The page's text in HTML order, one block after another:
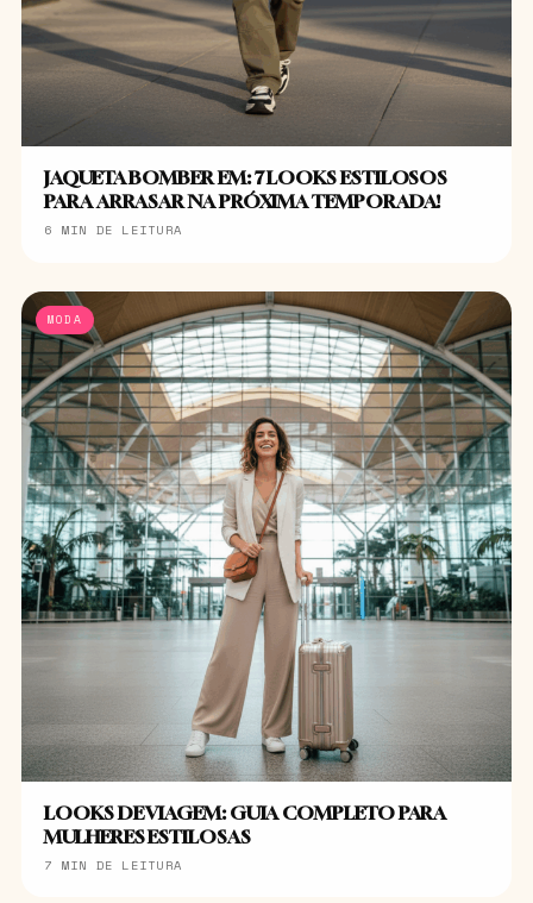
JAQUETA BOMBER EM: 7 LOOKS ESTILOSOS
PARA ARRASAR NA PRÓXIMA TEMPORADA!
6 MIN DE LEITURA
MODA
LOOKS DE VIAGEM: GUIA COMPLETO PARA
MULHERES ESTILOSAS
7 MIN DE LEITURA